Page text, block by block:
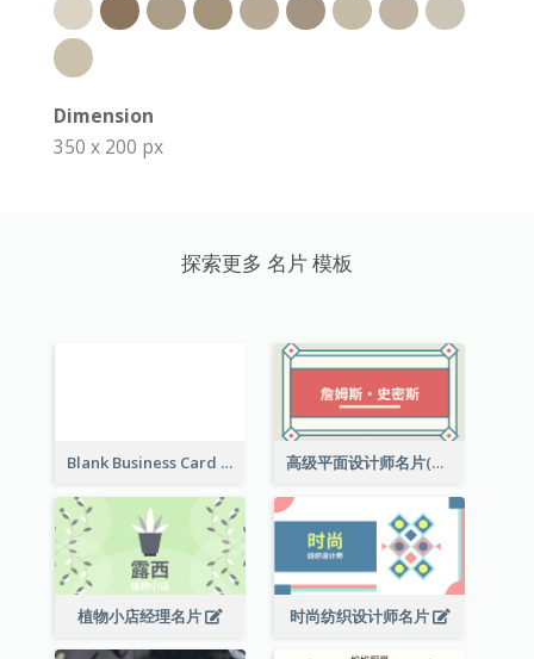
Dimension
350 x 200 px
探索更多 名片 模板
Blank Business Card 高级平面设计师名片(附工作室地址)
植物小店经理名片 时尚纺织设计师名片